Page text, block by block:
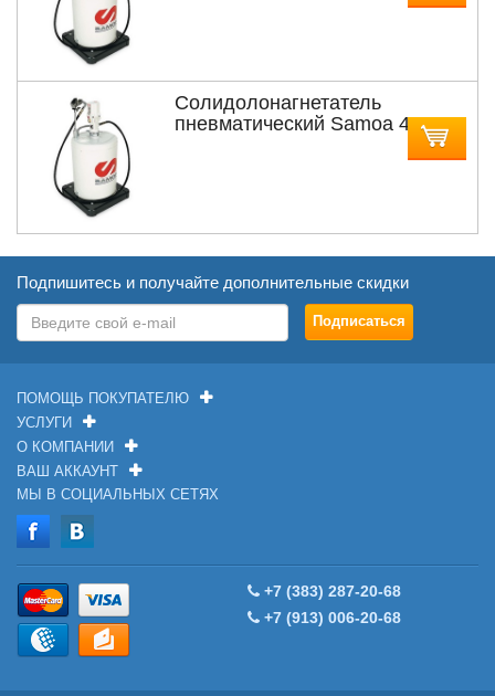
мобильной подставкой для
Солидолонагнетатель
пневматический Samoa 482
мобильной подставкой для
Подпишитесь и получайте дополнительные скидки
ПОМОЩЬ ПОКУПАТЕЛЮ
УСЛУГИ
О КОМПАНИИ
ВАШ АККАУНТ
МЫ В СОЦИАЛЬНЫХ СЕТЯХ
+7 (383) 287-20-68
+7 (913) 006-20-68